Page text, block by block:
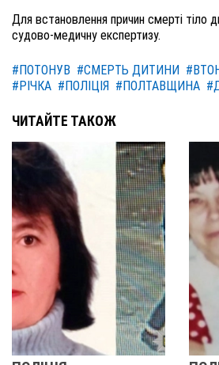
Для встановлення причин смерті тіло
судово-медичну експертизу.
#ПОТОНУВ #СМЕРТЬ ДИТИНИ
#РІЧКА #ПОЛІЦІЯ #ПОЛТАВЩИНА
ЧИТАЙТЕ ТАКОЖ